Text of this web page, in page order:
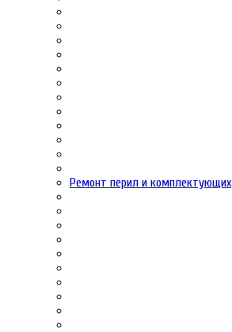
Ремонт перил и комплектующих